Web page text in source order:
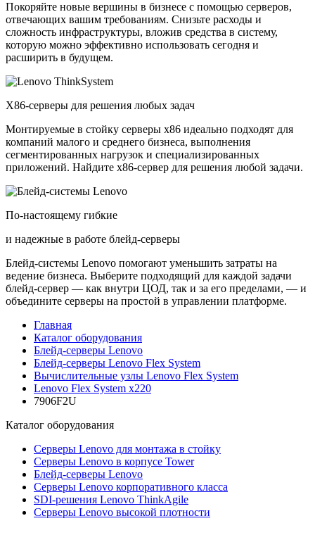
Покоряйте новые вершины в бизнесе с помощью серверов,
отвечающих вашим требованиям. Снизьте расходы и
сложность инфраструктуры, вложив средства в систему,
которую можно эффективно использовать сегодня и
расширить в будущем.
X86-серверы для решения любых задач
Монтируемые в стойку серверы x86 идеально подходят для
компаний малого и среднего бизнеса, выполнения
сегментированных нагрузок и специализированных
приложений. Найдите x86-сервер для решения любой задачи.
По-настоящему гибкие
и надежные в работе блейд-серверы
Блейд-системы Lenovo помогают уменьшить затраты на
ведение бизнеса. Выберите подходящий для каждой задачи
блейд-сервер — как внутри ЦОД, так и за его пределами, — и
объедините серверы на простой в управлении платформе.
Главная
Каталог оборудования
Блейд-серверы Lenovo
Блейд-серверы Lenovo Flex System
Вычислительные узлы Lenovo Flex System
Lenovo Flex System x220
7906F2U
Каталог оборудования
Серверы Lenovo для монтажа в стойку
Серверы Lenovo в корпусе Tower
Блейд-серверы Lenovo
Cерверы Lenovo корпоративного класса
SDI-решения Lenovo ThinkAgile
Серверы Lenovo высокой плотности